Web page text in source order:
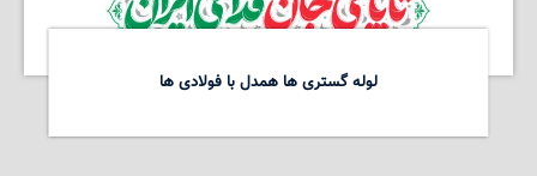
لوله گستری ها همدل با فولادی ها